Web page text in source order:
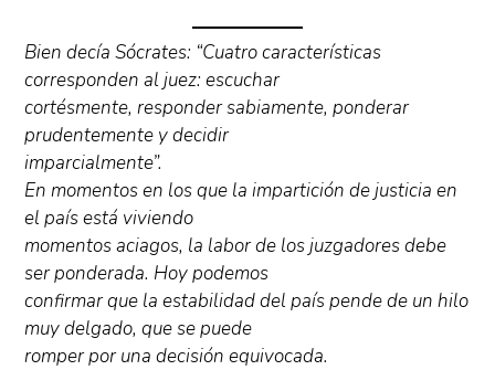
Bien decía Sócrates: “Cuatro características
corresponden al juez: escuchar
cortésmente, responder sabiamente, ponderar
prudentemente y decidir
imparcialmente”.
En momentos en los que la impartición de justicia en
el país está viviendo
momentos aciagos, la labor de los juzgadores debe
ser ponderada. Hoy podemos
confirmar que la estabilidad del país pende de un hilo
muy delgado, que se puede
romper por una decisión equivocada.